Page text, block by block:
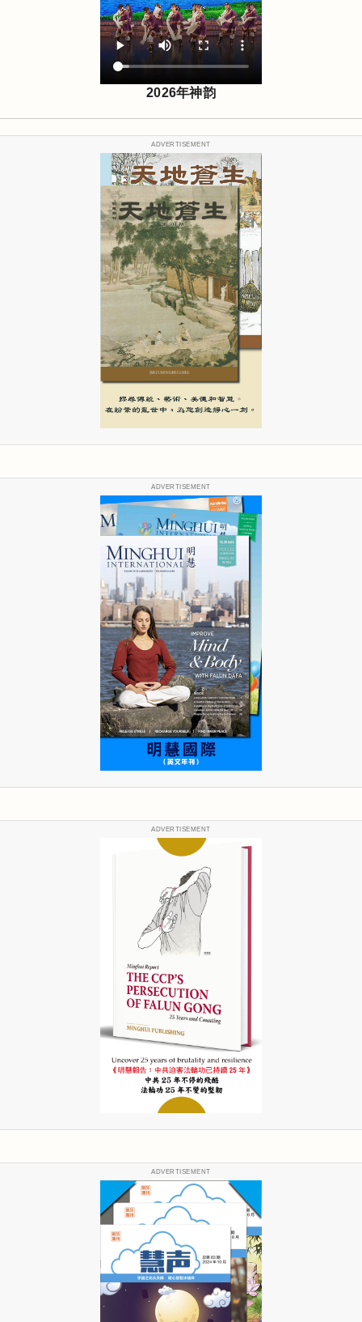
2026年神韵
ADVERTISEMENT
ADVERTISEMENT
ADVERTISEMENT
ADVERTISEMENT